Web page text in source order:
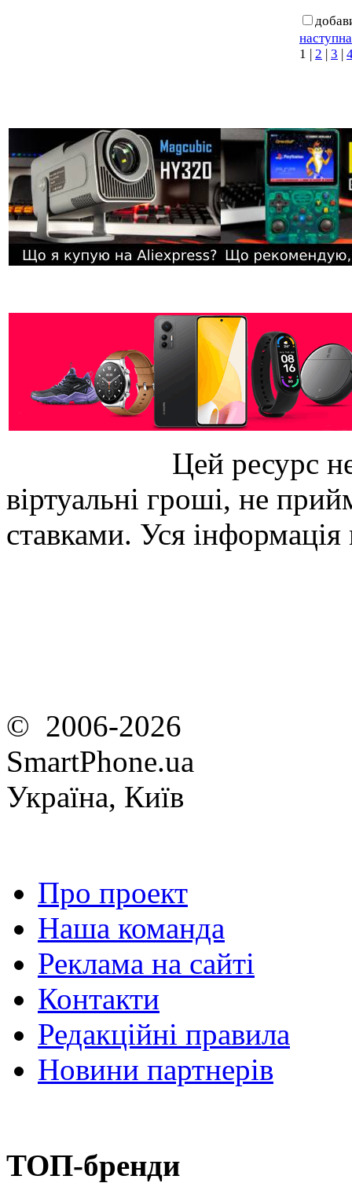
1 | 2 | 3 |
Цей ресурс
віртуальні гроші, не
ставками. Уся
© 2006-2026
SmartPhone.ua
Україна, Київ
Про проект
Наша команда
Реклама на сайті
Контакти
Редакційні правила
Новини партнерів
ТОП-бренди